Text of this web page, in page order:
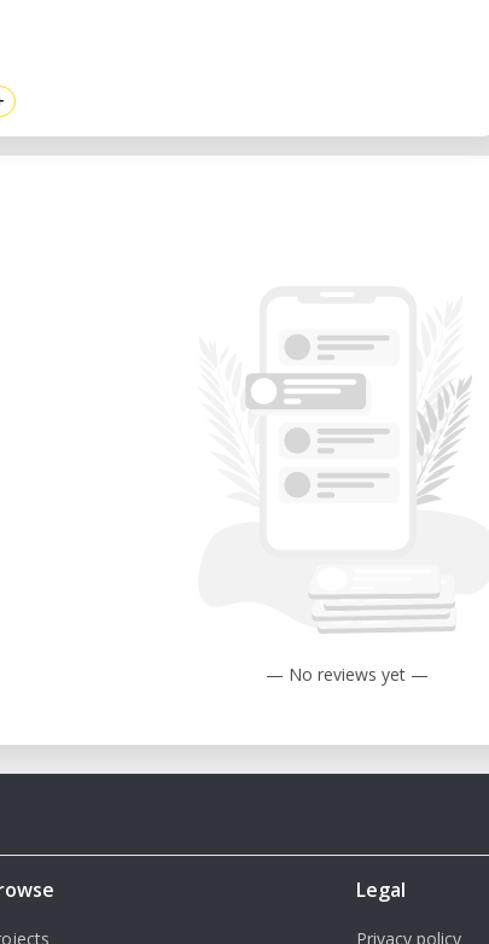
Crea modelos detallados para validación y
– Fabrica jaulas, soportes y otras
para tareas específicas.
la vida conceptos artísticos intrincados con
295 x 195 x 165 mm (11.6 x 7.6 x 6.5 in)
Imprime hasta un 30% más rápido con
un 25% mayor en comparación con modelos
— No reviews yet —
Legal
Privacy policy